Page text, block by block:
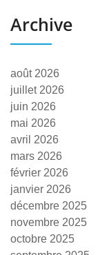
Archive
août 2026
juillet 2026
juin 2026
mai 2026
avril 2026
mars 2026
février 2026
janvier 2026
décembre 2025
novembre 2025
octobre 2025